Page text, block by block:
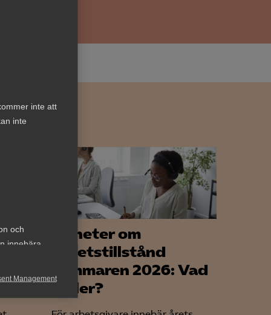
inte att
inte
och
innebära
Management
Nyheter om
arbetstillstånd
sommaren 2026: Vad
gäller?